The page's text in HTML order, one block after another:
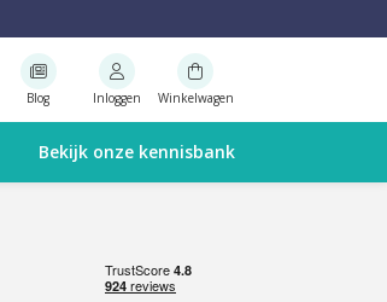
Blog Inloggen Winkelwagen
Bekijk onze kennisbank